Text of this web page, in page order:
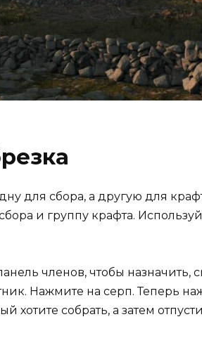
для сбора, а другую для
и группу крафта.
членов, чтобы назначить,
Нажмите на серп. Теперь
хотите собрать, а затем